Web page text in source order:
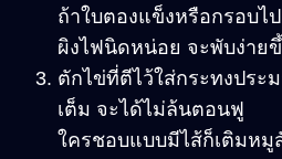
ถ้าใบตองแข็งหรือกรอบไ
ผิงไฟนิดหน่อย จะพับง่าย
ตักไข่ที่ตีไว้ใส่กระทงประ
เต็ม จะได้ไม่ล้นตอนฟู
ใครชอบแบบมีไส้ก็เติมห